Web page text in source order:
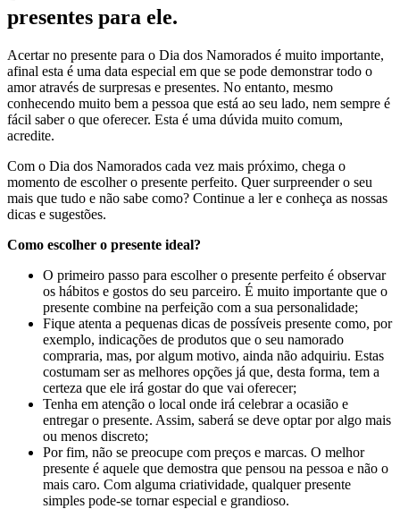
presentes para ele.
Acertar no presente para o Dia dos Namorados é muito importante,
afinal esta é uma data especial em que se pode demonstrar todo o
amor através de surpresas e presentes. No entanto, mesmo
conhecendo muito bem a pessoa que está ao seu lado, nem sempre é
fácil saber o que oferecer. Esta é uma dúvida muito comum,
acredite.
Com o Dia dos Namorados cada vez mais próximo, chega o
momento de escolher o presente perfeito. Quer surpreender o seu
mais que tudo e não sabe como? Continue a ler e conheça as nossas
dicas e sugestões.
Como escolher o presente ideal?
O primeiro passo para escolher o presente perfeito é observar
os hábitos e gostos do seu parceiro. É muito importante que o
presente combine na perfeição com a sua personalidade;
Fique atenta a pequenas dicas de possíveis presente como, por
exemplo, indicações de produtos que o seu namorado
compraria, mas, por algum motivo, ainda não adquiriu. Estas
costumam ser as melhores opções já que, desta forma, tem a
certeza que ele irá gostar do que vai oferecer;
Tenha em atenção o local onde irá celebrar a ocasião e
entregar o presente. Assim, saberá se deve optar por algo mais
ou menos discreto;
Por fim, não se preocupe com preços e marcas. O melhor
presente é aquele que demostra que pensou na pessoa e não o
mais caro. Com alguma criatividade, qualquer presente
simples pode-se tornar especial e grandioso.